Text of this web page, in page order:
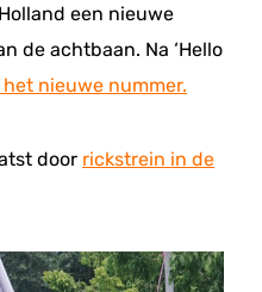
een nieuwe
de achtbaan. Na ‘Hello
nieuwe nummer.
door rickstrein in de